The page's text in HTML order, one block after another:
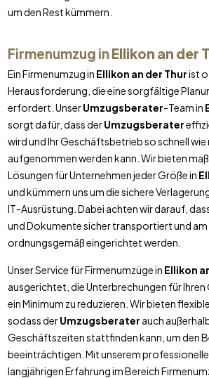
um den Rest kümmern.
Firmenumzug in Ellikon an der
Ein Firmenumzug in Ellikon an der Thurist
Herausforderung, die eine sorgfältige
erfordert. UnserUmzugsberater-Team in
sorgt dafür, dass derUmzugsberater
wird und Ihr Geschäftsbetrieb so schnell
aufgenommen werden kann. Wir bieten
Lösungen für Unternehmen jeder Größe in
und kümmern uns um die sichere
IT-Ausrüstung. Dabei achten wir darauf,
und Dokumente sicher transportiert und
ordnungsgemäß eingerichtet werden.
Unser Service für Firmenumzüge in Ellikon
ausgerichtet, die Unterbrechungen für
ein Minimum zu reduzieren. Wir bieten
sodass derUmzugsberater auch
Geschäftszeiten stattfinden kann, um den
beeinträchtigen. Mit unserem
langjährigen Erfahrung im Bereich